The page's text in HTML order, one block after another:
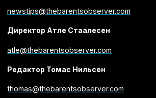
newstips@thebarentsobserver.com
Директор Атле Стаалесен
atle@thebarentsobserver.com
Редактор Томас Нильсен
thomas@thebarentsobserver.com